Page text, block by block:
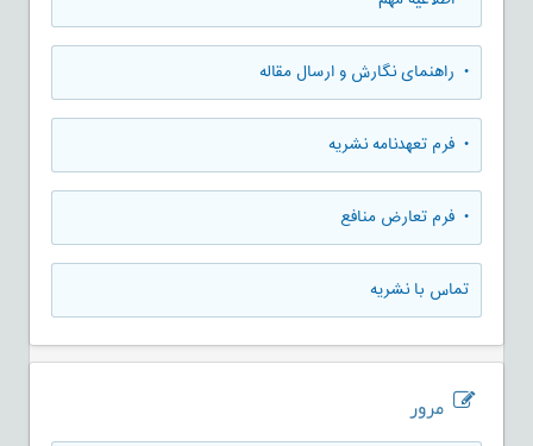
• راهنمای نگارش و ارسال مقاله
• فرم تعهدنامه نشریه
• فرم تعارض منافع
تماس با نشریه
مرور